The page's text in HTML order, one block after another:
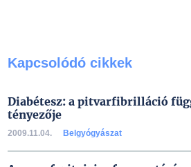
Kapcsolódó cikkek
Diabétesz: a pitvarfibrilláció
tényezője
2009.11.04. Belgyógyászat